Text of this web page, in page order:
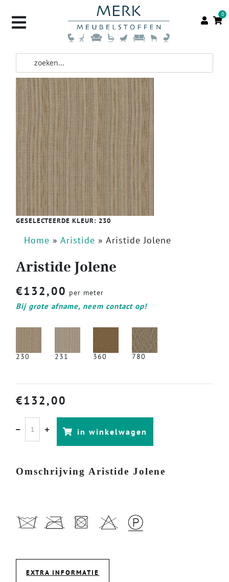
0
GESELECTEERDE KLEUR: 230
Home » Aristide » Aristide Jolene
Aristide Jolene
€132,00 per meter
Bij grote afname, neem contact op!
230 231 360 780
€132,00
in winkelwagen
Omschrijving Aristide Jolene
EXTRA INFORMATIE